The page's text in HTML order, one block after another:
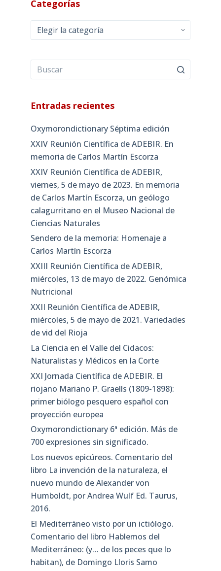
Categorías
Categorías
Entradas recientes
Oxymorondictionary Séptima edición
XXIV Reunión Científica de ADEBIR. En
memoria de Carlos Martín Escorza
XXIV Reunión Científica de ADEBIR,
viernes, 5 de mayo de 2023. En memoria
de Carlos Martín Escorza, un geólogo
calagurritano en el Museo Nacional de
Ciencias Naturales
Sendero de la memoria: Homenaje a
Carlos Martín Escorza
XXIII Reunión Científica de ADEBIR,
miércoles, 13 de mayo de 2022. Genómica
Nutricional
XXII Reunión Científica de ADEBIR,
miércoles, 5 de mayo de 2021. Variedades
de vid del Rioja
La Ciencia en el Valle del Cidacos:
Naturalistas y Médicos en la Corte
XXI Jornada Científica de ADEBIR. El
riojano Mariano P. Graells (1809-1898):
primer biólogo pesquero español con
proyección europea
Oxymorondictionary 6ª edición. Más de
700 expresiones sin significado.
Los nuevos epicúreos. Comentario del
libro La invención de la naturaleza, el
nuevo mundo de Alexander von
Humboldt, por Andrea Wulf Ed. Taurus,
2016.
El Mediterráneo visto por un ictiólogo.
Comentario del libro Hablemos del
Mediterráneo: (y… de los peces que lo
habitan), de Domingo Lloris Samo